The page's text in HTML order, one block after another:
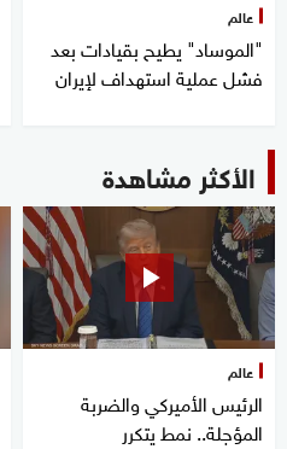
عالم
"الموساد" يطيح بقيادات بعد
فشل عملية استهداف لإيران
الأكثر مشاهدة
عالم
الرئيس الأميركي والضربة
المؤجلة.. نمط يتكرر